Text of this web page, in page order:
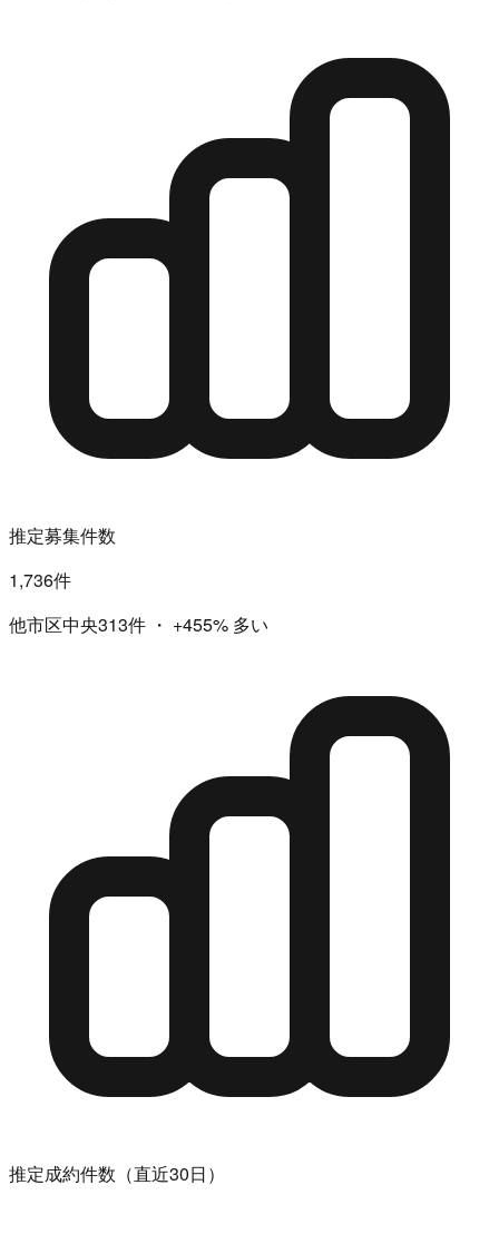
推定募集件数
1,736件
他市区中央313件 ・ +455% 多い
推定成約件数（直近30日）